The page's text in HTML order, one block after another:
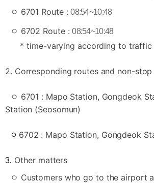
ㅇ 6701 Route :08:54~10:48
ㅇ 6702 Route :08:54~10:48
* time-varying according to traffic
2. Corresponding routes and non-
ㅇ 6701 : Mapo Station, Gongdeok
Station (Seosomun)
ㅇ 6702 : Mapo Station, Gongdeok
3. Other matters
ㅇ Customers who go to the airport